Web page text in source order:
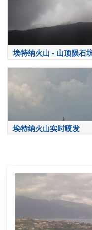
埃特纳火山 - 山顶陨石
埃特纳火山实时喷发